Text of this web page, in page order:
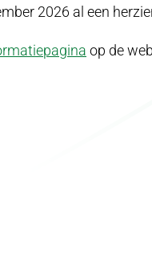
2026 al een
op de